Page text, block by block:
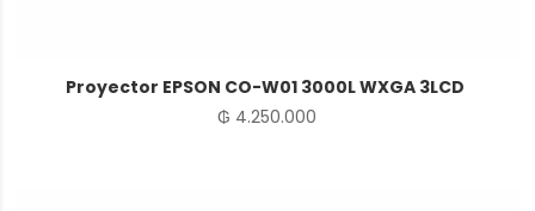
Proyector EPSON CO-W01 3000L WXGA 3LCD
₲ 4.250.000